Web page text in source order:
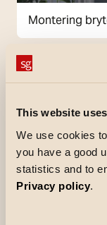
This website
We use cookies
you have a good
statistics and to
Privacy policy.
Montering
1:00